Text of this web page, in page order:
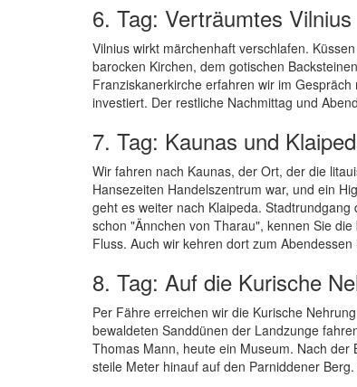
6. Tag: Verträumtes Vilnius
Vilnius wirkt märchenhaft verschlafen.
barocken Kirchen, dem gotischen
Franziskanerkirche erfahren wir im
investiert. Der restliche Nachmittag und
7. Tag: Kaunas und
Wir fahren nach Kaunas, der Ort, der die
Hansezeiten Handelszentrum war, und ein
geht es weiter nach Klaipeda.
schon "Ännchen von Tharau", kennen Sie
Fluss. Auch wir kehren dort zum
8. Tag: Auf die Kurische
Per Fähre erreichen wir die Kurische
bewaldeten Sanddünen der Landzunge
Thomas Mann, heute ein Museum. Nach
steile Meter hinauf auf den Parniddener